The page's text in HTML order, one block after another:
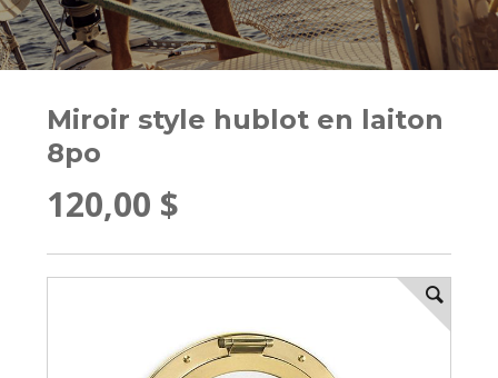
Miroir style hublot en laiton
8po
120,00 $